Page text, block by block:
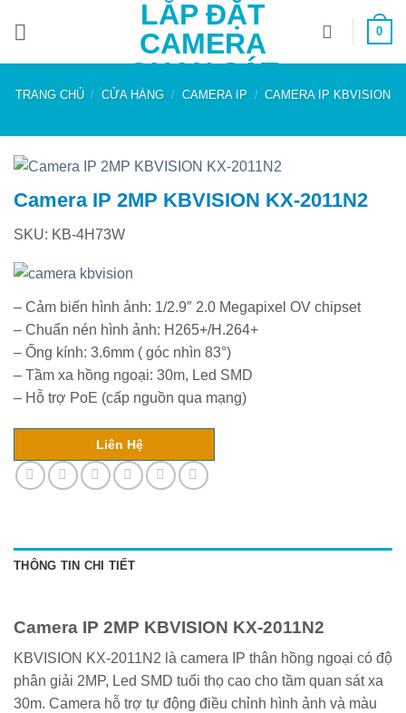
LẮP ĐẶT
CAMERA
QUAN SÁT
0
TRANG CHỦ / CỬA HÀNG / CAMERA IP / CAMERA IP KBVISION
Camera IP 2MP KBVISION KX-2011N2
SKU: KB-4H73W
– ​Cảm biến hình ảnh: 1/2.9″ 2.0 Megapixel OV chipset
– Chuẩn nén hình ảnh: H265+/H.264+
– Ống kính: 3.6mm ( góc nhìn 83°)
– Tầm xa hồng ngoại: 30m, Led SMD
– Hỗ trợ PoE (cấp nguồn qua mạng)
Liên Hệ
THÔNG TIN CHI TIẾT
Camera IP 2MP KBVISION KX-2011N2
KBVISION KX-2011N2 là camera IP thân hồng ngoại có độ
phân giải 2MP, Led SMD tuổi thọ cao cho tầm quan sát xa
30m. Camera hỗ trợ tự động điều chỉnh hình ảnh và màu